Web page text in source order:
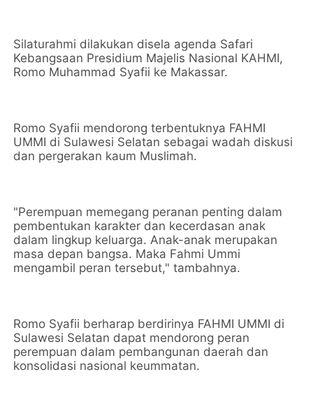
Silaturahmi dilakukan disela agenda Safari
Kebangsaan Presidium Majelis Nasional KAHMI,
Romo Muhammad Syafii ke Makassar.
Romo Syafii mendorong terbentuknya FAHMI
UMMI di Sulawesi Selatan sebagai wadah diskusi
dan pergerakan kaum Muslimah.
"Perempuan memegang peranan penting dalam
pembentukan karakter dan kecerdasan anak
dalam lingkup keluarga. Anak-anak merupakan
masa depan bangsa. Maka Fahmi Ummi
mengambil peran tersebut," tambahnya.
Romo Syafii berharap berdirinya FAHMI UMMI di
Sulawesi Selatan dapat mendorong peran
perempuan dalam pembangunan daerah dan
konsolidasi nasional keummatan.